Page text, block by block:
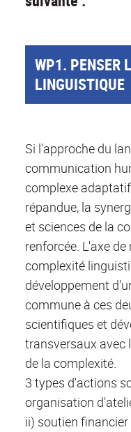
WP1. PENSER
LINGUISTIQUE
Si l'approche du
communication
complexe
répandue, la
et sciences de la
renforcée. L'axe
complexité
développement
commune à ces
scientifiques et
transversaux avec
de la complexité.
3 types d'actions
organisation
ii) soutien